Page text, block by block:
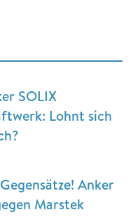
SOLIX
Lohnt sich
Anker
Marstek